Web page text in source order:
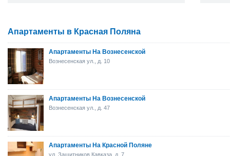
Апартаменты в Красная Поляна
Апартаменты На Вознесенской
Вознесенская ул., д. 10
Апартаменты На Вознесенской
Вознесенская ул., д. 47
Апартаменты На Красной Поляне
ул. Защитников Кавказа, д. 7